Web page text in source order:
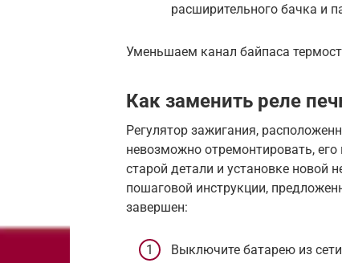
расширительного бачка и
Уменьшаем канал байпаса
Как заменить реле
Регулятор зажигания,
невозможно отремонтировать,
старой детали и установке новой
пошаговой инструкции,
завершен:
Выключите батарею из